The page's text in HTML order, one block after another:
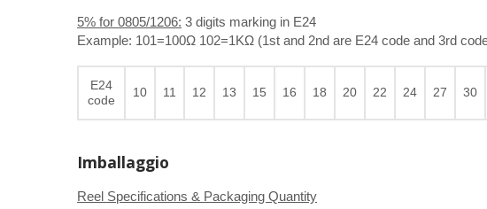
5% for 0805/1206: 3 digits marking in E24
Example: 101=100Ω 102=1KΩ (1st and 2nd are E24 code and 3rd
E24
code
10 11 12 13 15 16 18 20 22 24 27 30
Imballaggio
Reel Specifications & Packaging Quantity